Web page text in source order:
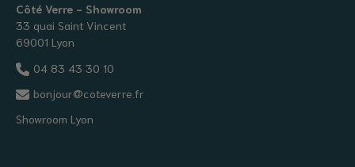
Côté Verre - Showroom
33 quai Saint Vincent
69001 Lyon
04 83 43 30 10
bonjour@coteverre.fr
Showroom Lyon